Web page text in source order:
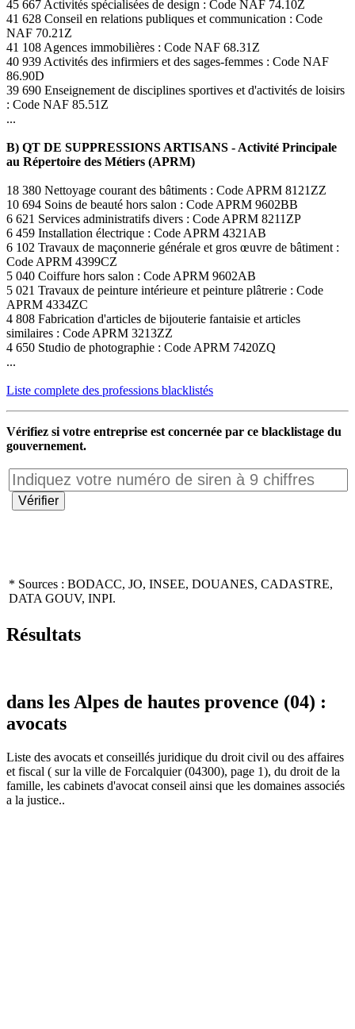
45 667 Activités spécialisées de design : Code NAF 74.10Z
41 628 Conseil en relations publiques et communication : Code
NAF 70.21Z
41 108 Agences immobilières : Code NAF 68.31Z
40 939 Activités des infirmiers et des sages-femmes : Code NAF
86.90D
39 690 Enseignement de disciplines sportives et d'activités de loisirs
: Code NAF 85.51Z
...
B) QT DE SUPPRESSIONS ARTISANS - Activité Principale
au Répertoire des Métiers (APRM)
18 380 Nettoyage courant des bâtiments : Code APRM 8121ZZ
10 694 Soins de beauté hors salon : Code APRM 9602BB
6 621 Services administratifs divers : Code APRM 8211ZP
6 459 Installation électrique : Code APRM 4321AB
6 102 Travaux de maçonnerie générale et gros œuvre de bâtiment :
Code APRM 4399CZ
5 040 Coiffure hors salon : Code APRM 9602AB
5 021 Travaux de peinture intérieure et peinture plâtrerie : Code
APRM 4334ZC
4 808 Fabrication d'articles de bijouterie fantaisie et articles
similaires : Code APRM 3213ZZ
4 650 Studio de photographie : Code APRM 7420ZQ
...
Liste complete des professions blacklistés
Vérifiez si votre entreprise est concernée par ce blacklistage du
gouvernement.
* Sources : BODACC, JO, INSEE, DOUANES, CADASTRE,
DATA GOUV, INPI.
Résultats
dans les Alpes de hautes provence (04) :
avocats
Liste des avocats et conseillés juridique du droit civil ou des affaires
et fiscal ( sur la ville de Forcalquier (04300), page 1), du droit de la
famille, les cabinets d'avocat conseil ainsi que les domaines associés
a la justice..